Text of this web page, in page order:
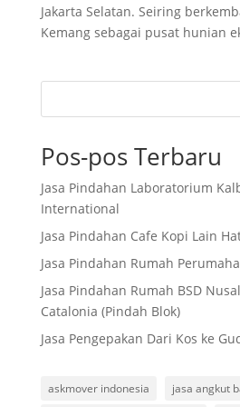
Jakarta Selatan. Seiring
Kemang sebagai pusat hunian
Pos-pos Terbaru
Jasa Pindahan Laboratorium
International
Jasa Pindahan Cafe Kopi Lain
Jasa Pindahan Rumah
Jasa Pindahan Rumah BSD
Catalonia (Pindah Blok)
Jasa Pengepakan Dari Kos ke
askmover indonesia
jasa angkut